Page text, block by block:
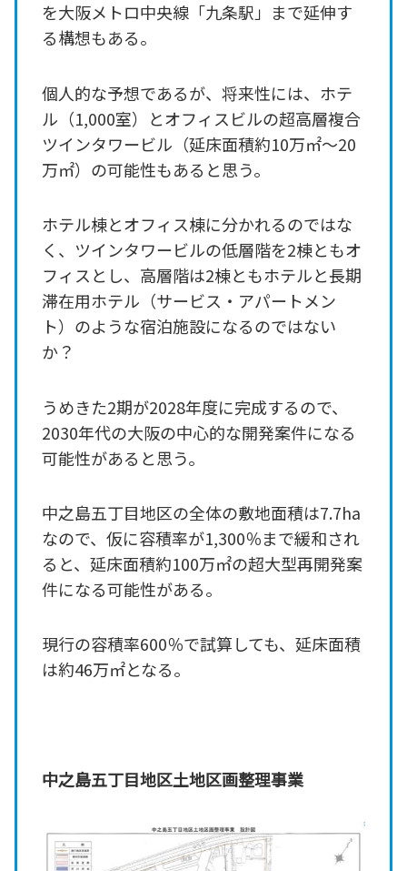
を大阪メトロ中央線「九条駅」まで延伸す
る構想もある。
個人的な予想であるが、将来性には、ホテ
ル（1,000室）とオフィスビルの超高層複合
ツインタワービル（延床面積約10万㎡～20
万㎡）の可能性もあると思う。
ホテル棟とオフィス棟に分かれるのではな
く、ツインタワービルの低層階を2棟ともオ
フィスとし、高層階は2棟ともホテルと長期
滞在用ホテル（サービス・アパートメン
ト）のような宿泊施設になるのではない
か？
うめきた2期が2028年度に完成するので、
2030年代の大阪の中心的な開発案件になる
可能性があると思う。
中之島五丁目地区の全体の敷地面積は7.7ha
なので、仮に容積率が1,300％まで緩和され
ると、延床面積約100万㎡の超大型再開発案
件になる可能性がある。
現行の容積率600％で試算しても、延床面積
は約46万㎡となる。
中之島五丁目地区土地区画整理事業